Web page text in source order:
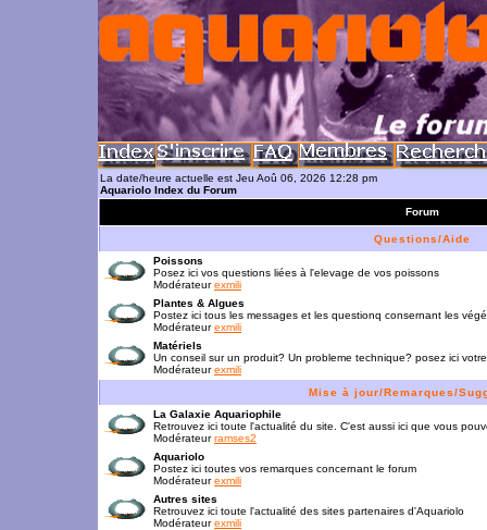
La date/heure actuelle est Jeu Aoû 06, 2026 12:28 pm
Aquariolo Index du Forum
Forum
Questions/Aide
Poissons
Posez ici vos questions liées à l'elevage de vos poissons
Modérateurexmili
Plantes & Algues
Postez ici tous les messages et les questionq consernant les
Modérateurexmili
Matériels
Un conseil sur un produit? Un probleme technique? posez ici
Modérateurexmili
Mise à jour/Remarques/
La Galaxie Aquariophile
Retrouvez ici toute l'actualité du site. C'est aussi ici que vous
Modérateurramses2
Aquariolo
Postez ici toutes vos remarques concernant le forum
Modérateurexmili
Autres sites
Retrouvez ici toute l'actualité des sites partenaires d'Aquariolo
Modérateurexmili